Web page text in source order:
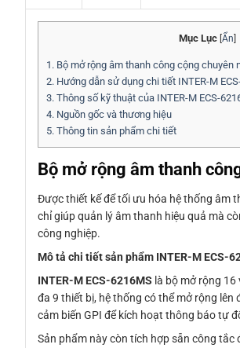
Mục Lục Ẩn
1. Bộ mở rộng âm thanh công cộng chuyên
2. Hướng dẫn sử dụng chi tiết INTER-M
3. Thông số kỹ thuật của INTER-M ECS-
4. Nguồn gốc và thương hiệu
5. Thông tin sản phẩm chi tiết
Bộ mở rộng âm thanh
Được thiết kế để tối ưu hóa hệ thống âm
chỉ giúp quản lý âm thanh hiệu quả mà
công nghiệp.
Mô tả chi tiết sản phẩm INTER-M ECS-
INTER-M ECS-6216MS là bộ mở rộng
đa 9 thiết bị, hệ thống có thể mở rộng
cảm biến GPI để kích hoạt thông báo tự
Sản phẩm này còn tích hợp sẵn công